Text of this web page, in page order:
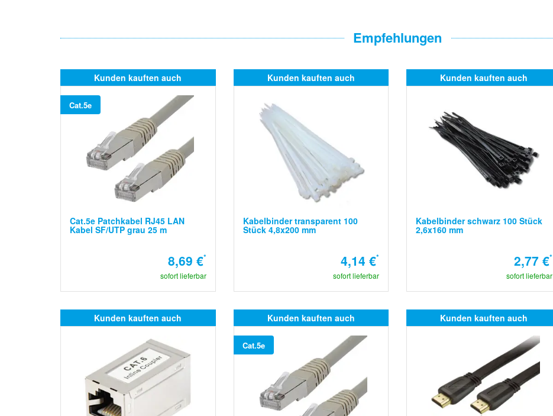
Empfehlungen
Kunden kauften auch
Cat.5e
Cat.5e Patchkabel RJ45 LAN
Kabel SF/UTP grau 25 m
8,69 €*
sofort lieferbar
Kunden kauften auch
Kabelbinder transparent 100
Stück 4,8x200 mm
4,14 €*
sofort lieferbar
Kunden kauften auch
Kabelbinder schwarz 100 Stück
2,6x160 mm
2,77 €*
sofort lieferbar
Kunden kauften auch Kunden kauften auch
Cat.5e
Kunden kauften auch